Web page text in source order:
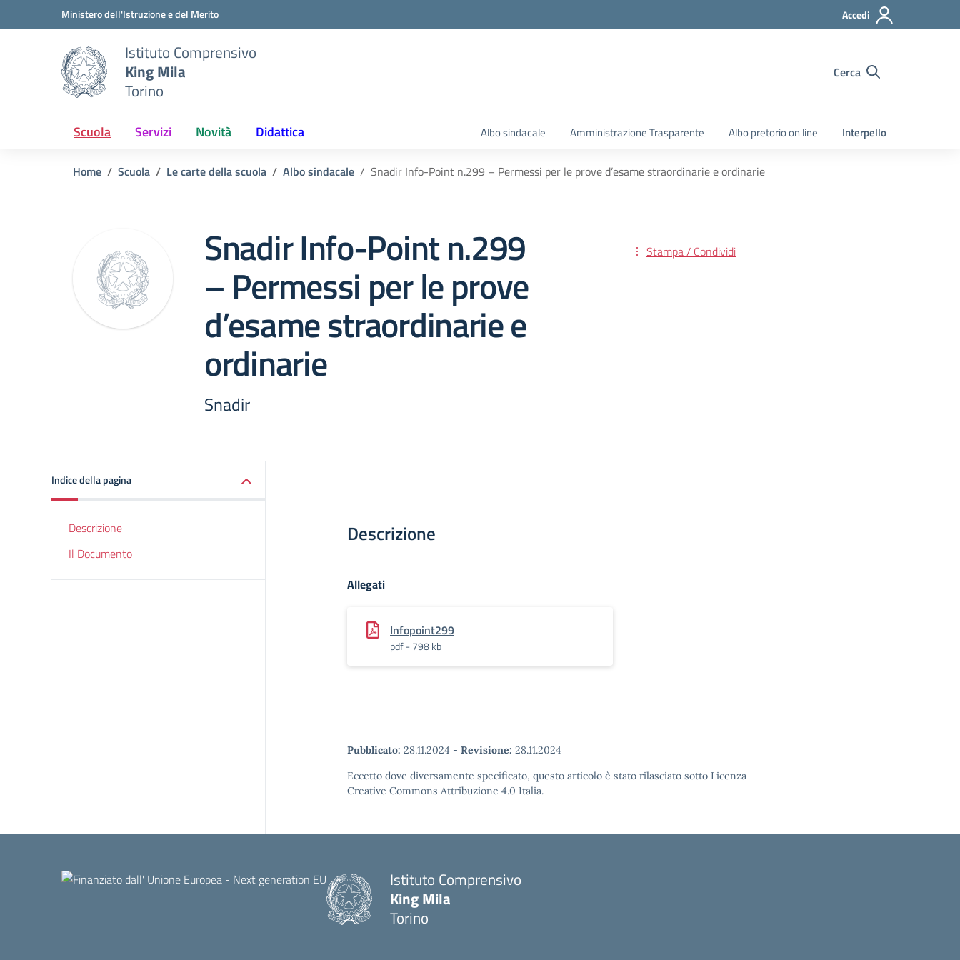
Vai ai contenuti
Vai al menu di navigazioneMinistero dell'Istruzione e del Merito Accedi
Istituto Comprensivo
King Mila
Torino
Cerca
Scuola Servizi Novità Didattica Albo sindacale Amministrazione Trasparente Albo pretorio on line Interpello
Home Scuola Le carte della scuola Albo sindacale Snadir Info-Point n.299 – Permessi per le prove d’esame straordinarie e ordinarie
Snadir Info-Point n.299
– Permessi per le prove
d’esame straordinarie e
ordinarie
Snadir
Stampa / Condividi
Indice della pagina
Descrizione
Il Documento
Descrizione
Allegati
Infopoint299
pdf - 798 kb
Pubblicato: 28.11.2024 - Revisione: 28.11.2024
Eccetto dove diversamente specificato, questo articolo è stato rilasciato sotto Licenza
Creative Commons Attribuzione 4.0 Italia.
Istituto Comprensivo
King Mila
Torino